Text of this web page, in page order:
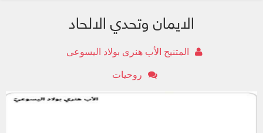
الايمان وتحدي الالحاد
المتنيح الأب هنرى بولاد اليسوعى
روحيات